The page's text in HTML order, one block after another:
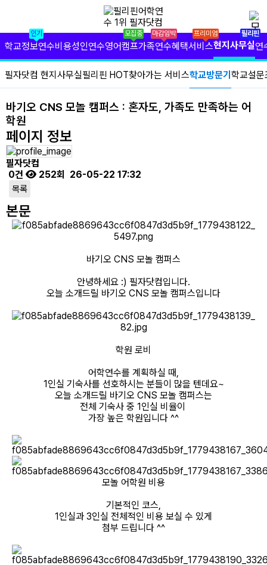
✕
필리핀 학원 정보
필리핀 연수 비용
유형별 필리핀 연수
필자닷컴 프리미엄 서비스
필자닷컴 현지 사무실
필리핀 출국준비
필리핀 조기유학
필리핀 연계연수
인기
학교정보연수비용성인연수
모집중
영어캠프
마감임박
가족연수
프리미엄
혜택서비스
필리핀
현지사무실연
필자닷컴 현지사무실필리핀 HOT찾아가는 서비스학교방문기 학교설문
바기오 CNS 모놀 캠퍼스 : 혼자도, 가족도 만족하는 어
학원
페이지 정보
필자닷컴
0건
252회 26-05-22 17:32
목록
본문
바기오 CNS 모놀 캠퍼스
안녕하세요 :) 필자닷컴입니다.
오늘 소개드릴 바기오 CNS 모놀 캠퍼스입니다
학원 로비
어학연수를 계획하실 때,
1인실 기숙사를 선호하시는 분들이 많을 텐데요~
오늘 소개드릴 바기오 CNS 모놀 캠퍼스는
전체 기숙사 중 1인실 비율이
가장 높은 학원입니다 ^^
모놀 어학원 비용
기본적인 코스,
1인실과 3인실 전체적인 비용 보실 수 있게
첨부 드립니다 ^^